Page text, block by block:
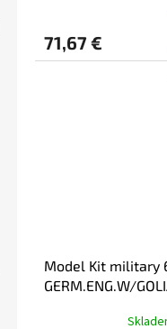
71,67 €
Model Kit military
GERM.ENG.W/